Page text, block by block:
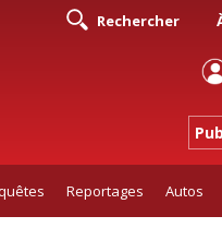
Rechercher
Reportages Autos